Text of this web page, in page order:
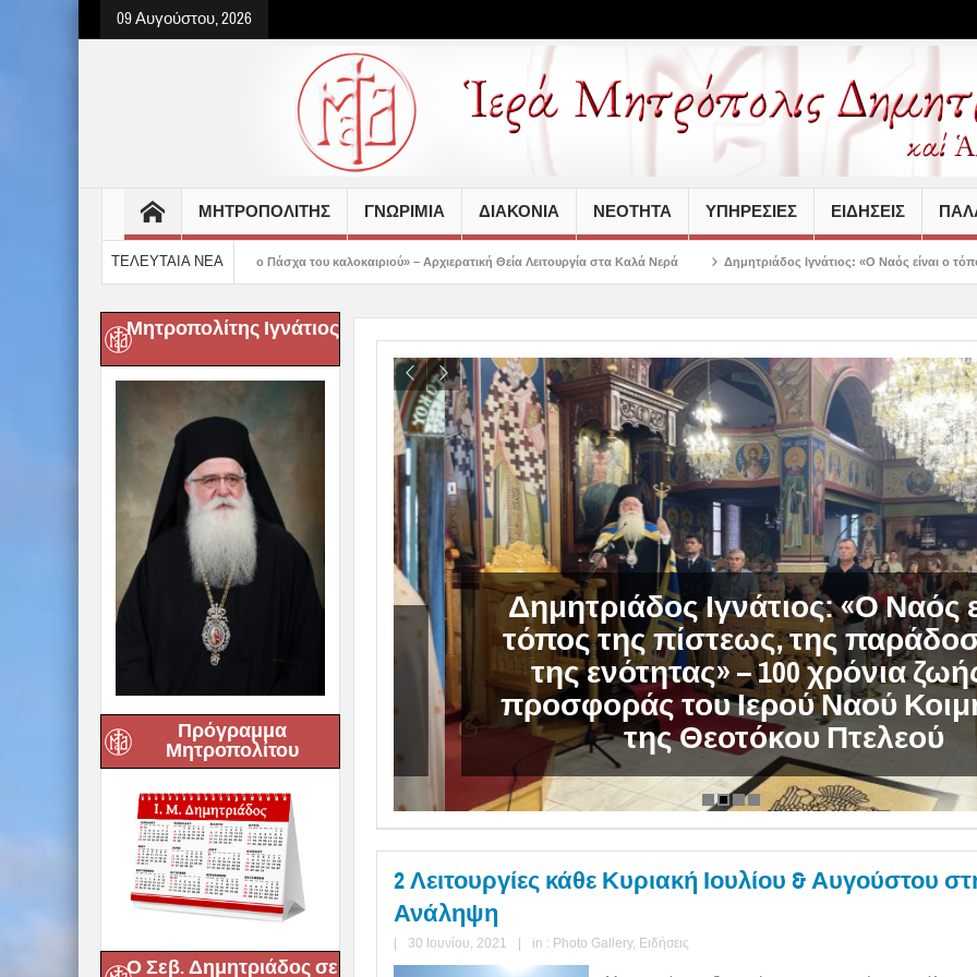
09 Αυγούστου, 2026
ΜΗΤΡΟΠΟΛΙΤΗΣ ΓΝΩΡΙΜΙΑ ΔΙΑΚΟΝΙΑ ΝΕΟΤΗΤΑ ΥΠΗΡΕΣΙΕΣ ΕΙΔΗΣΕΙΣ
ΤΕΛΕΥΤΑΙΑ ΝΕΑ
στο Πάσχα του καλοκαιριού» – Αρχιερατική Θεία Λειτουργία στα Καλά Νερά Δημητριάδος Ιγνάτιος: «Ο Ναός είναι ο τόπος της πίστεως, της
Μητροπολίτης Ιγνάτιος
Πρόγραμμα
Μητροπολίτου
Ο Σεβ. Δημητριάδος σε
«Να φτάσουμε
στο Πάσχα του
– Αρχιερατική Θεία
στα Καλά Νερά
Δημητριάδος Ιγνάτιος: «Ο Ναός
τόπος της πίστεως, της παράδοσης
της ενότητας» – 100 χρόνια ζωής
προσφοράς του Ιερού Ναού
της Θεοτόκου Πτελεού
2 Λειτουργίες κάθε Κυριακή Ιουλίου & Αυγούστου
Ανάληψη
30 Ιουνίου, 2021 in : Photo Gallery, Ειδήσεις